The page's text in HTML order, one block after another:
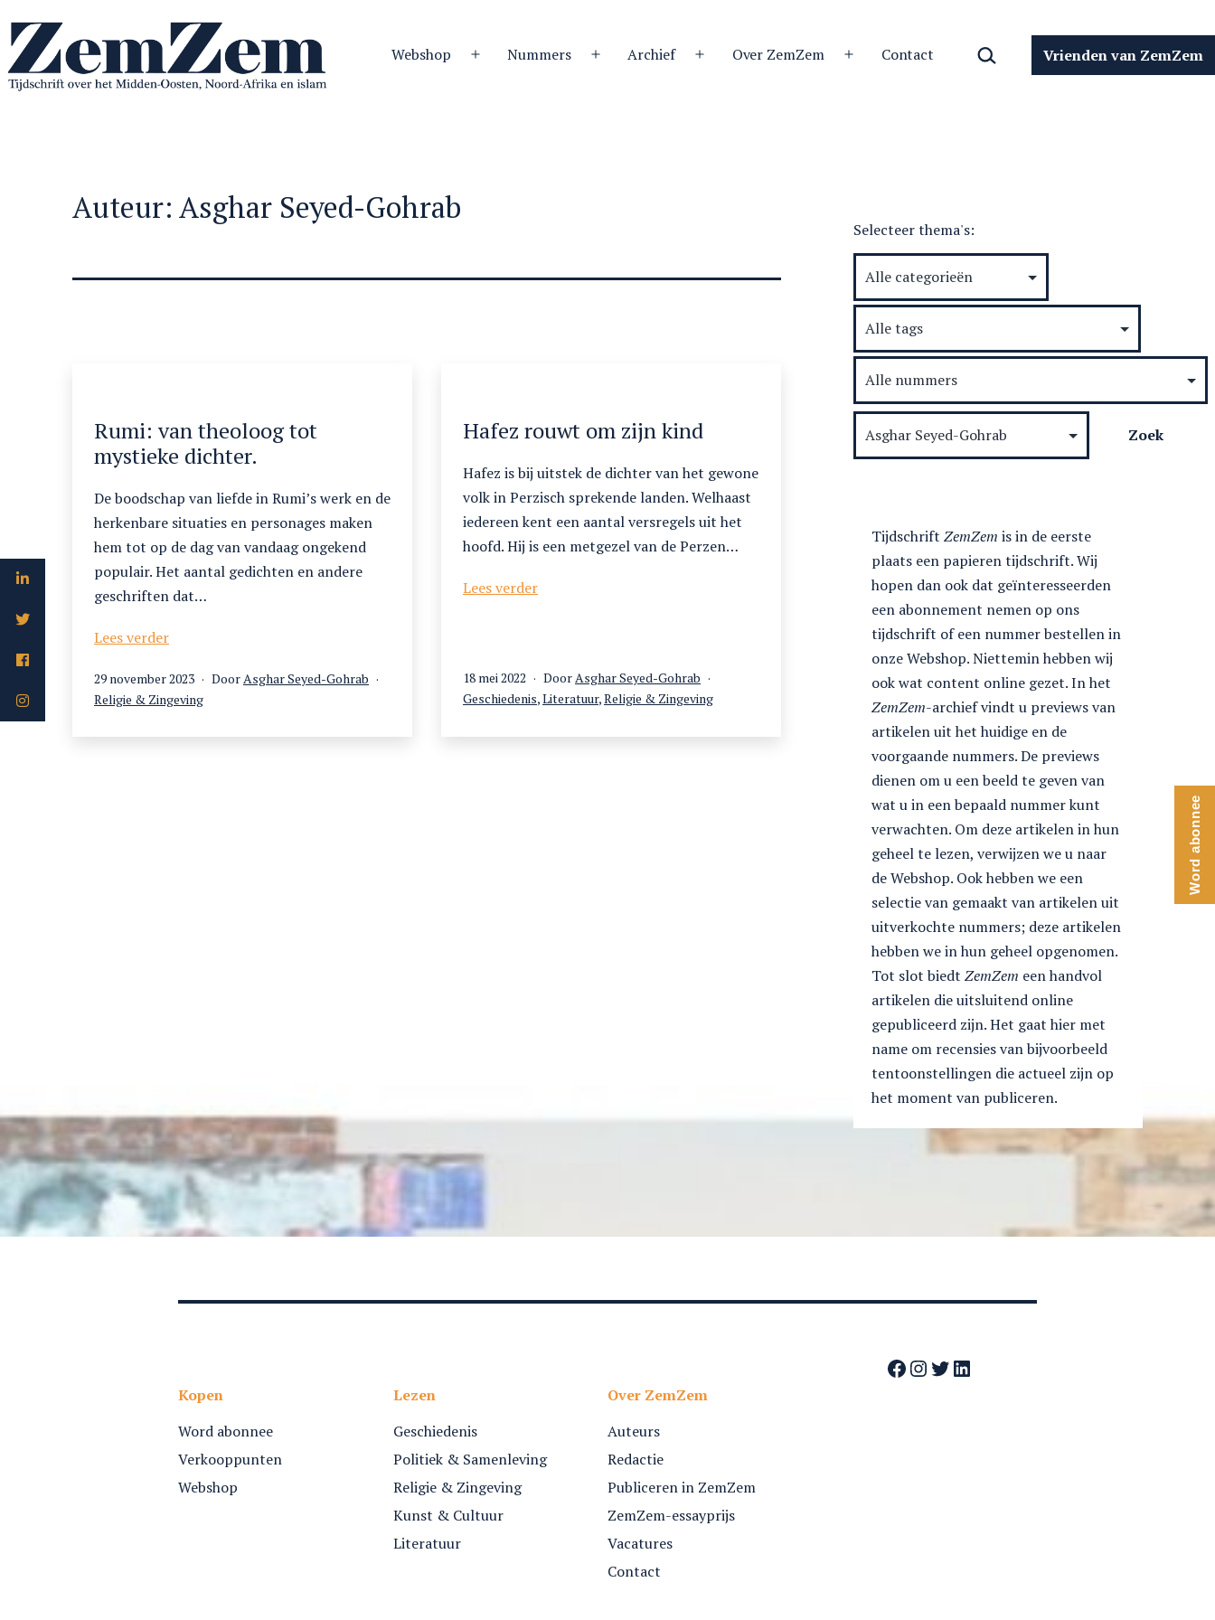
naar
de
inhoud
Webshop
Open
Nummers
Open
Archief
Open
Over ZemZem
Open
Contact Zoeken… Vrienden van ZemZem
Auteur: Asghar Seyed-Gohrab
Rumi: van theoloog tot
mystieke dichter.
De boodschap van liefde in Rumi’s werk en de
herkenbare situaties en personages maken
hem tot op de dag van vandaag ongekend
populair. Het aantal gedichten en andere
geschriften dat…
Lees verderRumi:
theoloog
tot
Gepubliceerd
op
29 november 2023 Door Asghar Seyed-Gohrab
Gecategoriseerd
Religie & Zingeving
Hafez rouwt om zijn kind
Hafez is bij uitstek de dichter van het gewone
volk in Perzisch sprekende landen. Welhaast
iedereen kent een aantal versregels uit het
hoofd. Hij is een metgezel van de Perzen…
Lees verderHafez
kind
Gepubliceerd
op
18 mei 2022 Door Asghar Seyed-Gohrab
Gecategoriseerd
Geschiedenis,Literatuur,Religie & Zingeving
Selecteer thema's:
Tijdschrift ZemZem is in de eerste
plaats een papieren tijdschrift. Wij
hopen dan ook dat geïnteresseerden
een abonnement nemen op ons
tijdschrift of een nummer bestellen in
onze Webshop. Niettemin hebben wij
ook wat content online gezet. In het
ZemZem-archief vindt u previews van
artikelen uit het huidige en de
voorgaande nummers. De previews
dienen om u een beeld te geven van
wat u in een bepaald nummer kunt
verwachten. Om deze artikelen in hun
geheel te lezen, verwijzen we u naar
de Webshop. Ook hebben we een
selectie van gemaakt van artikelen uit
uitverkochte nummers; deze artikelen
hebben we in hun geheel opgenomen.
Tot slot biedt ZemZem een handvol
artikelen die uitsluitend online
gepubliceerd zijn. Het gaat hier met
name om recensies van bijvoorbeeld
tentoonstellingen die actueel zijn op
het moment van publiceren.
Kopen
Word abonnee
Verkooppunten
Webshop
Lezen
Geschiedenis
Politiek & Samenleving
Religie & Zingeving
Kunst & Cultuur
Literatuur
Over ZemZem
Auteurs
Redactie
Publiceren in ZemZem
ZemZem-essayprijs
Vacatures
Contact
Facebook
Instagram
Twitter
LinkedIn
Word abonnee